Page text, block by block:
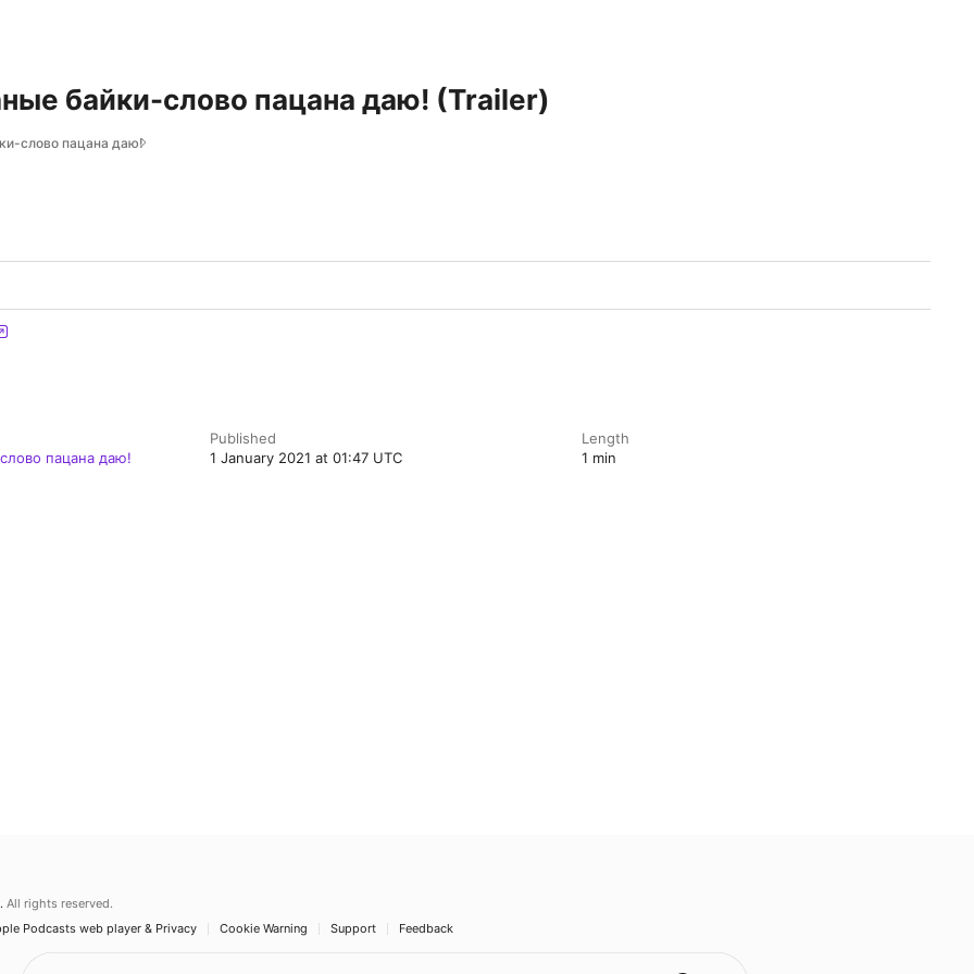
байки-слово пацана даю! (Trailer)
слово пацана даю!
пацана даю!
Published
1 January 2021 at 01:47 UTC
Length
1 min
All rights reserved.
Podcasts web player & Privacy
Cookie Warning Support Feedback